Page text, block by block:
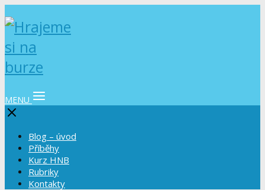
MENU
Blog – úvod
Příběhy
Kurz HNB
Rubriky
Kontakty